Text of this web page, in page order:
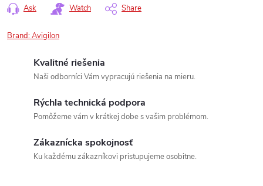
Ask Watch Share
Brand:Avigilon
Kvalitné riešenia
Naši odborníci Vám vypracujú riešenia na mieru.
Rýchla technická podpora
Pomôžeme vám v krátkej dobe s vašim problémom.
Zákaznícka spokojnosť
Ku každému zákazníkovi pristupujeme osobitne.